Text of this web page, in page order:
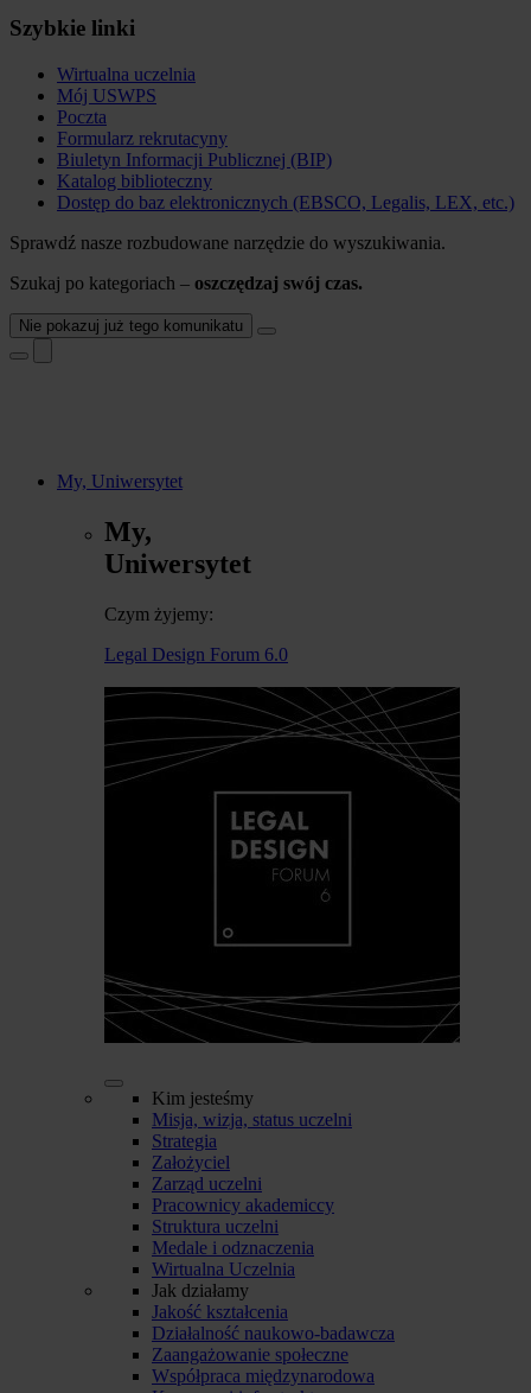
Szybkie linki
Wirtualna uczelnia
Mój USWPS
Poczta
Formularz rekrutacyny
Biuletyn Informacji Publicznej (BIP)
Katalog biblioteczny
Dostęp do baz elektronicznych (EBSCO, Legalis, LEX, etc.)
Sprawdź nasze rozbudowane narzędzie do wyszukiwania.
Szukaj po kategoriach – oszczędzaj swój czas.
Nie pokazuj już tego komunikatu
My, Uniwersytet
My,
Uniwersytet
Czym żyjemy:
Legal Design Forum 6.0
Kim jesteśmy
Misja, wizja, status uczelni
Strategia
Założyciel
Zarząd uczelni
Pracownicy akademiccy
Struktura uczelni
Medale i odznaczenia
Wirtualna Uczelnia
Jak działamy
Jakość kształcenia
Działalność naukowo-badawcza
Zaangażowanie społeczne
Współpraca międzynarodowa